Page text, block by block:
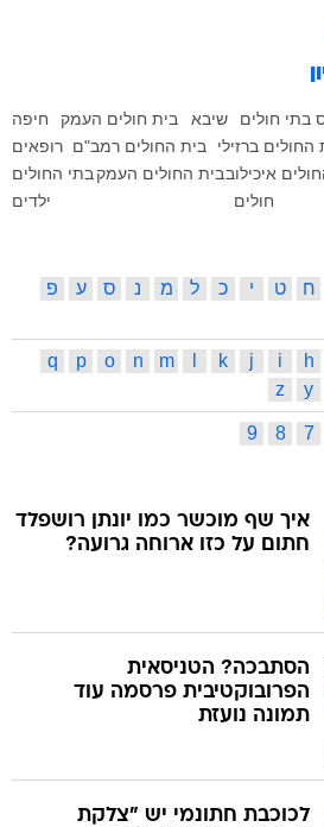
בתי חולים שיבא בית חולים העמק
חיפה
החולים ברזילי בית החולים רמב"ם רופאים
איכילובבית החולים העמקבתי החולים
חולים ילדים
ח ט י כ ל מ נ ס ע
פ
h
i
j
k
m
n
o
p
q
y
z
7
8
9
איך שף מוכשר כמו יונתן רושפלד
חתום על כזו ארוחה גרועה?
הסתבכה? הטניסאית
הפרובוקטיבית פרסמה עוד
תמונה נועזת
לכוכבת חתונמי יש "צלקת